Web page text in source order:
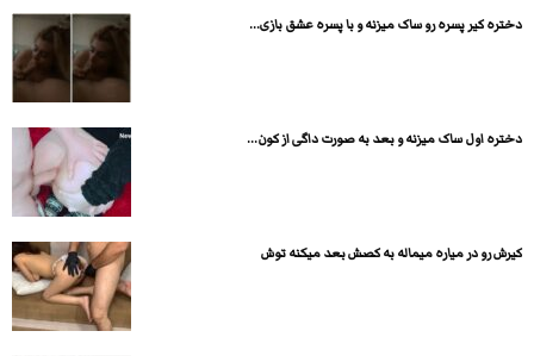
دختره کیر پسره رو ساک میزنه و با پسره عشق بازی...
دختره اول ساک میزنه و بعد به صورت داگی از کون...
کیرش رو در میاره میماله به کصش بعد میکنه توش